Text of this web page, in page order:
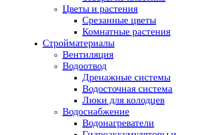
Цветы и растения
Срезанные цветы
Комнатные растения
Стройматериалы
Вентиляция
Водоотвод
Дренажные системы
Водосточная система
Люки для колодцев
Водоснабжение
Водонагреватели